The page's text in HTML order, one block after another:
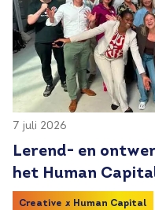
7 juli 2026
Lerend- en
het Human
Creative x Human Capital